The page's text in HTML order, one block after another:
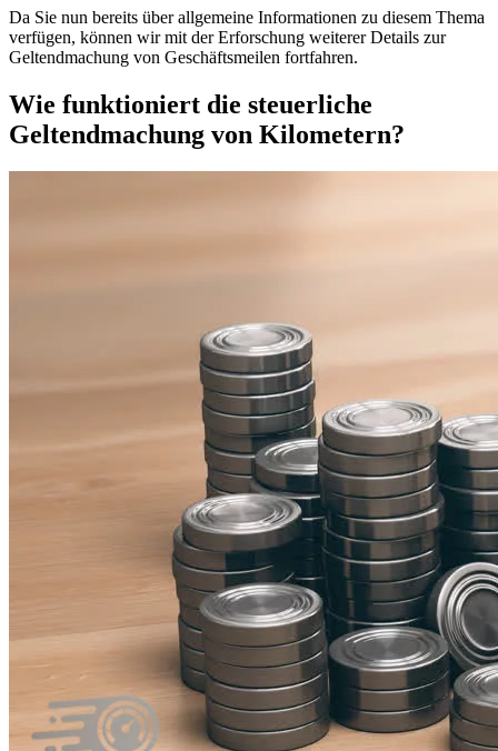
Da Sie nun bereits über allgemeine Informationen zu diesem Thema
verfügen, können wir mit der Erforschung weiterer Details zur
Geltendmachung von Geschäftsmeilen fortfahren.
Wie funktioniert die steuerliche
Geltendmachung von Kilometern?